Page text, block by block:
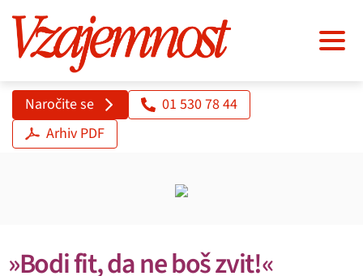
Naročite se
01 530 78 44
Arhiv PDF
»Bodi fit, da ne boš zvit!«